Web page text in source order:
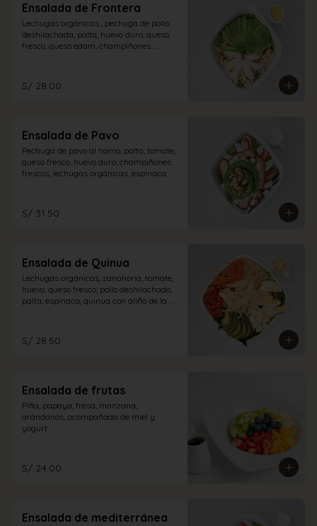
Ensalada de Frontera
Lechugas orgánicas , pechuga de pollo
deshilachada, palta, huevo duro, queso
fresco, queso edam, champiñones
S/ 28.00
Ensalada de Pavo
Pechuga de pavo al horno, palta, tomate,
queso fresco, huevo duro, champiñones
frescos, lechugas orgánicas, espinaca
S/ 31.50
Ensalada de Quinua
Lechugas orgánicas, zanahoria, tomate,
huevo, queso fresco, pollo deshilachado,
palta, espinaca, quinua con aliño de la
S/ 28.50
Ensalada de frutas
Piña, papaya, fresa, manzana,
arándanos, acompañada de miel y
yogurt
S/ 24.00
Ensalada de mediterránea